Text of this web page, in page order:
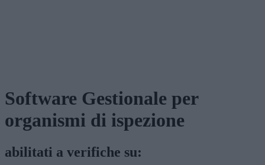
Software Gestionale per
organismi di ispezione
abilitati a verifiche su: